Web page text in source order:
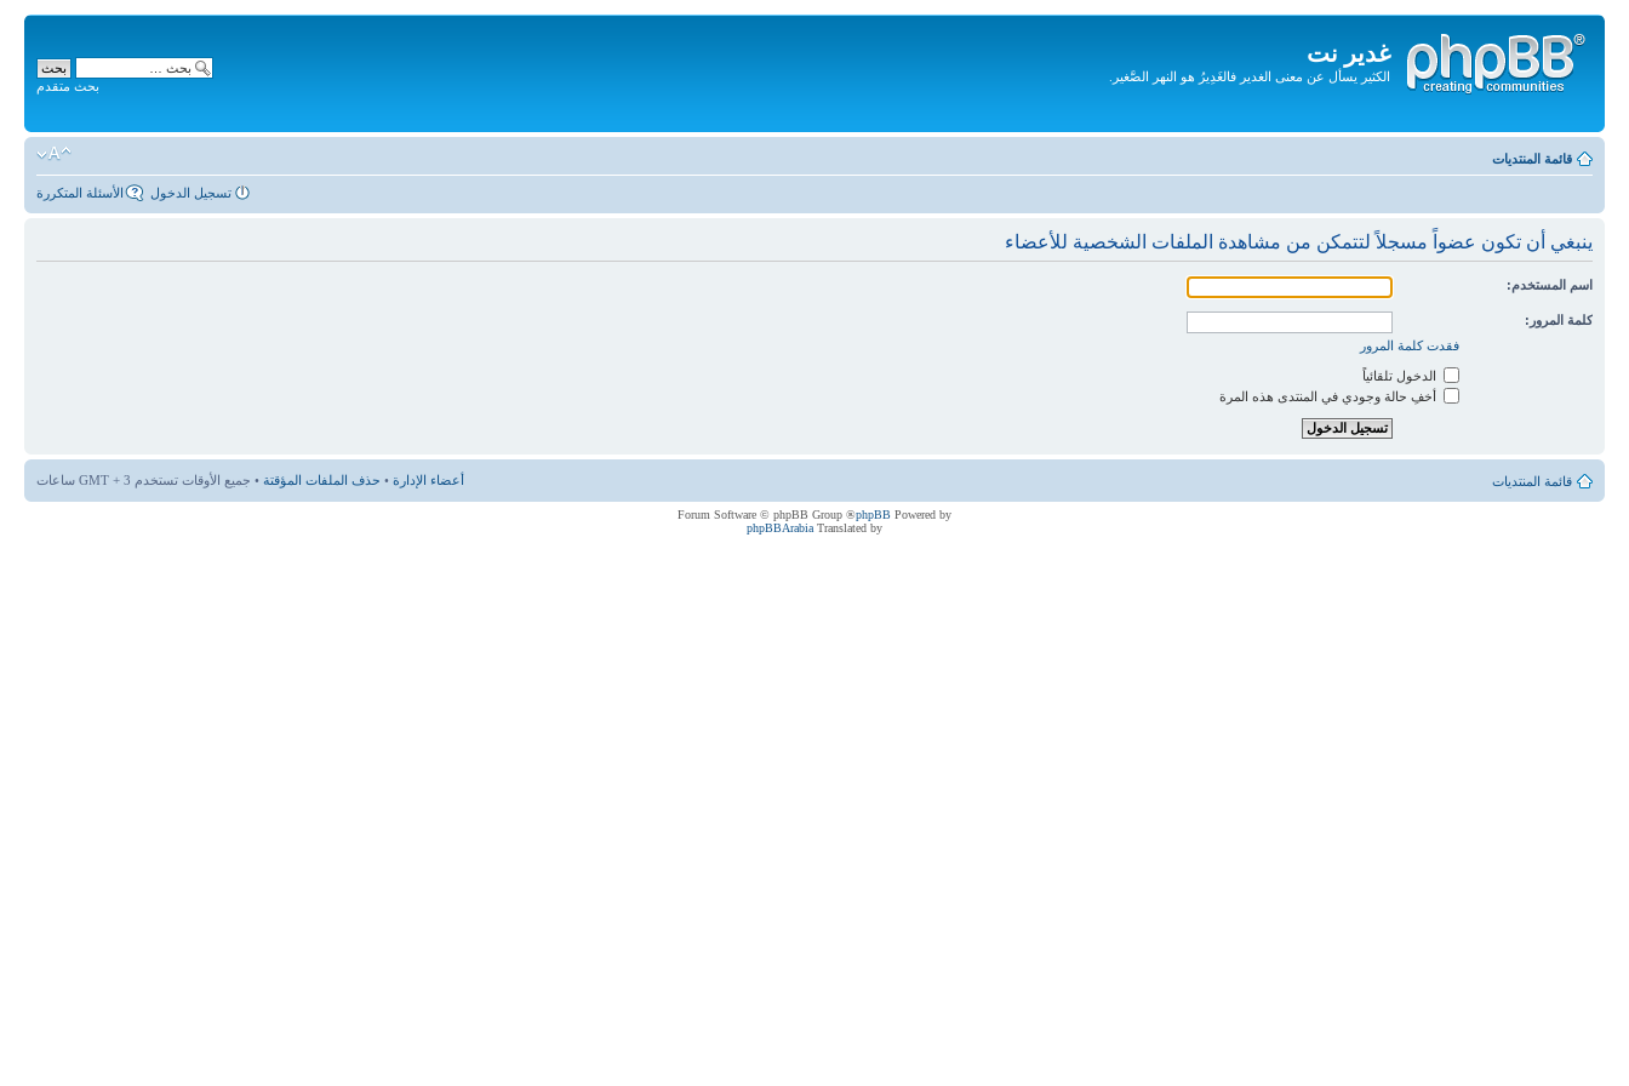
غدير نت
الكثير يسأل عن معنى الغدير فالغَدِيرُ هو النهر الصَّغير.
المحتويات
بحث متقدم
قائمة المنتديات
الأسئلة المتكررة تسجيل الدخول
ينبغي أن تكون عضواً مسجلاً لتتمكن من مشاهدة الملفات الشخصية للأعضاء
اسم المستخدم:
كلمة المرور:
فقدت كلمة المرور
الدخول تلقائياً
أخفِ حالة وجودي في المنتدى هذه المرة
قائمة المنتديات أعضاء الإدارة • حذف الملفات المؤقتة • جميع الأوقات تستخدم GMT + 3 ساعات
Powered by
phpBB
® Forum Software © phpBB Group
Translated by
phpBBArabia